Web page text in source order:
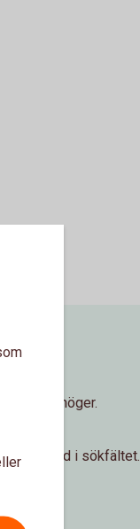
app
upp till höger.
i sökfältet.